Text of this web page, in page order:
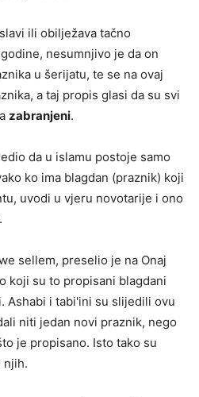
ili obilježava tačno
nesumnjivo je da on
u šerijatu, te se na ovaj
a taj propis glasi da su svi
zabranjeni.
da u islamu postoje samo
ko ima blagdan (praznik) koji
uvodi u vjeru novotarije i ono
sellem, preselio je na Onaj
koji su to propisani blagdani
Ashabi i tabi'ini su slijedili ovu
niti jedan novi praznik, nego
je propisano. Isto tako su
njih.